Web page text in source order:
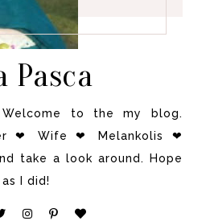
Pasca
Welcome to the my blog.
❤ Wife ❤ Melankolis ❤
take a look around. Hope
I did!